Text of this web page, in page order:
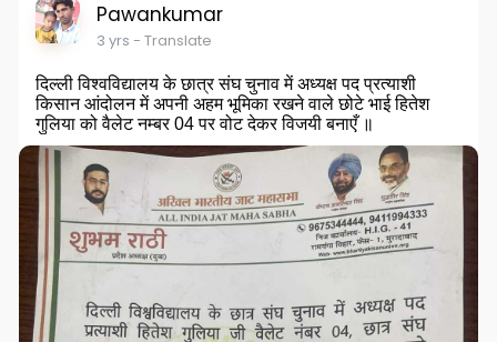
Pawankumar
3 yrs - Translate
दिल्ली विश्वविद्यालय के छात्र संघ चुनाव में अध्यक्ष पद प्रत्याशी
किसान आंदोलन में अपनी अहम भूमिका रखने वाले छोटे भाई हितेश
गुलिया को वैलेट नम्बर 04 पर वोट देकर विजयी बनाएँ ॥